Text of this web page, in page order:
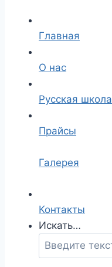
Главная
О нас
Русская школа
Прайсы
Галерея
Контакты
Искать…